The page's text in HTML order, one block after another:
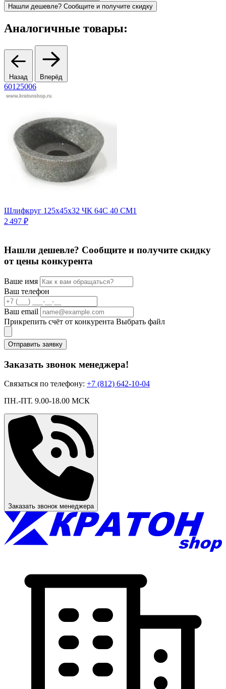
Нашли дешевле? Сообщите и получите скидку
Аналогичные товары:
Назад Вперёд
60125006
Шлифкруг 125х45х32 ЧК 64С 40 СМ1
2 497 ₽
Нашли дешевле? Сообщите и получите скидку
от цены конкурента
Ваше имя
Ваш телефон
Ваш email
Прикрепить счёт от конкурента Выбрать файл
Отправить заявку
Заказать звонок менеджера!
Связаться по телефону: +7 (812) 642-10-04
ПН.-ПТ. 9.00-18.00 МСК
Заказать звонок менеджера